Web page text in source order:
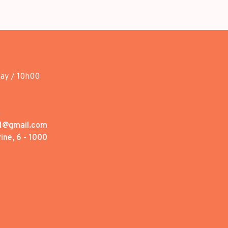
/ 10h00
6 - 1000